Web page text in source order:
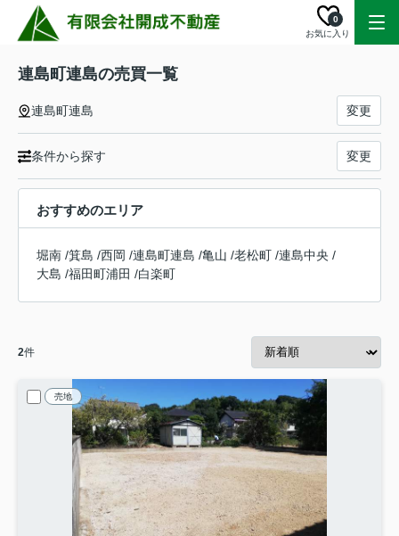
お気に入り
0
連島町連島の売買一覧
連島町連島 変更
条件から探す 変更
おすすめのエリア
堀南 /箕島 /西岡 /連島町連島 /亀山 /老松町 /連島中央 /
大島 /福田町浦田 /白楽町
2件
売地